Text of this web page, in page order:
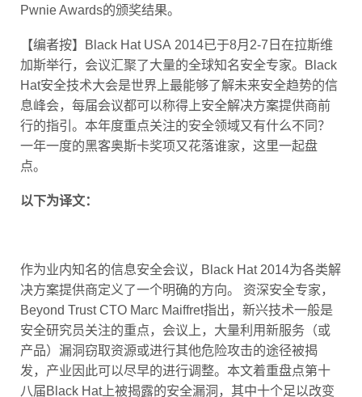
Pwnie Awards的颁奖结果。
【编者按】Black Hat USA 2014已于8月2-7日在拉斯维
加斯举行，会议汇聚了大量的全球知名安全专家。Black
Hat安全技术大会是世界上最能够了解未来安全趋势的信
息峰会，每届会议都可以称得上安全解决方案提供商前
行的指引。本年度重点关注的安全领域又有什么不同？
一年一度的黑客奥斯卡奖项又花落谁家，这里一起盘
点。
以下为译文：
作为业内知名的信息安全会议，Black Hat 2014为各类解
决方案提供商定义了一个明确的方向。 资深安全专家，
Beyond Trust CTO Marc Maiffret指出，新兴技术一般是
安全研究员关注的重点，会议上，大量利用新服务（或
产品）漏洞窃取资源或进行其他危险攻击的途径被揭
发，产业因此可以尽早的进行调整。本文着重盘点第十
八届Black Hat上被揭露的安全漏洞，其中十个足以改变